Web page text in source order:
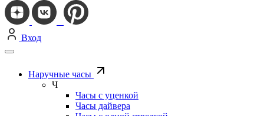
Вход
Наручные часы
Ч
Часы с уценкой
Часы дайвера